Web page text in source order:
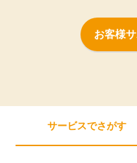
お客様
サービスでさがす